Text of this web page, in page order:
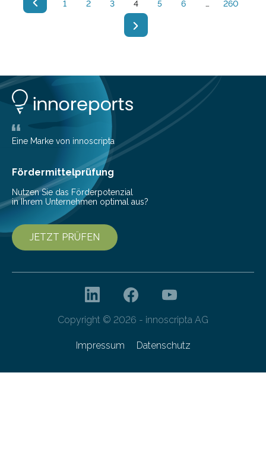
1 2 3 4 5 6 … 260
Eine Marke von innoscripta
Fördermittelprüfung
Nutzen Sie das Förderpotenzial
in Ihrem Unternehmen optimal aus?
JETZT PRÜFEN
Copyright © 2026 - innoscripta AG
Impressum Datenschutz